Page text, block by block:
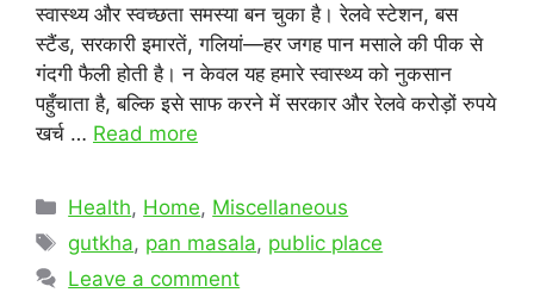
स्वास्थ्य और स्वच्छता समस्या बन चुका है। रेलवे स्टेशन, बस
स्टैंड, सरकारी इमारतें, गलियां—हर जगह पान मसाले की पीक से
गंदगी फैली होती है। न केवल यह हमारे स्वास्थ्य को नुकसान
पहुँचाता है, बल्कि इसे साफ करने में सरकार और रेलवे करोड़ों रुपये
खर्च … Read more
Categories
Health, Home, Miscellaneous
Tags
gutkha, pan masala, public place
Leave a comment